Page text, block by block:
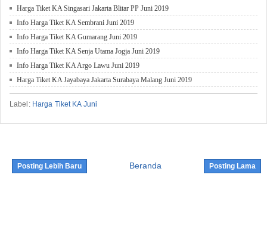
Harga Tiket KA Singasari Jakarta Blitar PP Juni 2019
Info Harga Tiket KA Sembrani Juni 2019
Info Harga Tiket KA Gumarang Juni 2019
Info Harga Tiket KA Senja Utama Jogja Juni 2019
Info Harga Tiket KA Argo Lawu Juni 2019
Harga Tiket KA Jayabaya Jakarta Surabaya Malang Juni 2019
Label: Harga Tiket KA Juni
Posting Lebih Baru Posting Lama
Beranda